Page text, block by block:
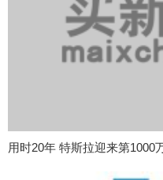
用时20年 特斯拉迎来第1000